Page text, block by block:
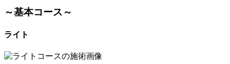
～基本コース～
ライト